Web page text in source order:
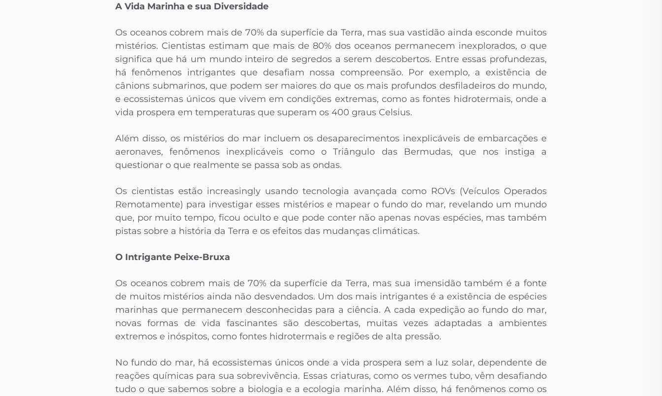
A Vida Marinha e sua Diversidade
Os oceanos cobrem mais de 70% da superfície da Terra, mas sua vastidão ainda esconde muitos
mistérios. Cientistas estimam que mais de 80% dos oceanos permanecem inexplorados, o que
significa que há um mundo inteiro de segredos a serem descobertos. Entre essas profundezas,
há fenômenos intrigantes que desafiam nossa compreensão. Por exemplo, a existência de
cânions submarinos, que podem ser maiores do que os mais profundos desfiladeiros do mundo,
e ecossistemas únicos que vivem em condições extremas, como as fontes hidrotermais, onde a
vida prospera em temperaturas que superam os 400 graus Celsius.
Além disso, os mistérios do mar incluem os desaparecimentos inexplicáveis de embarcações e
aeronaves, fenômenos inexplicáveis como o Triângulo das Bermudas, que nos instiga a
questionar o que realmente se passa sob as ondas.
Os cientistas estão increasingly usando tecnologia avançada como ROVs (Veículos Operados
Remotamente) para investigar esses mistérios e mapear o fundo do mar, revelando um mundo
que, por muito tempo, ficou oculto e que pode conter não apenas novas espécies, mas também
pistas sobre a história da Terra e os efeitos das mudanças climáticas.
O Intrigante Peixe-Bruxa
Os oceanos cobrem mais de 70% da superfície da Terra, mas sua imensidão também é a fonte
de muitos mistérios ainda não desvendados. Um dos mais intrigantes é a existência de espécies
marinhas que permanecem desconhecidas para a ciência. A cada expedição ao fundo do mar,
novas formas de vida fascinantes são descobertas, muitas vezes adaptadas a ambientes
extremos e inóspitos, como fontes hidrotermais e regiões de alta pressão.
No fundo do mar, há ecossistemas únicos onde a vida prospera sem a luz solar, dependente de
reações químicas para sua sobrevivência. Essas criaturas, como os vermes tubo, vêm desafiando
tudo o que sabemos sobre a biologia e a ecologia marinha. Além disso, há fenômenos como os